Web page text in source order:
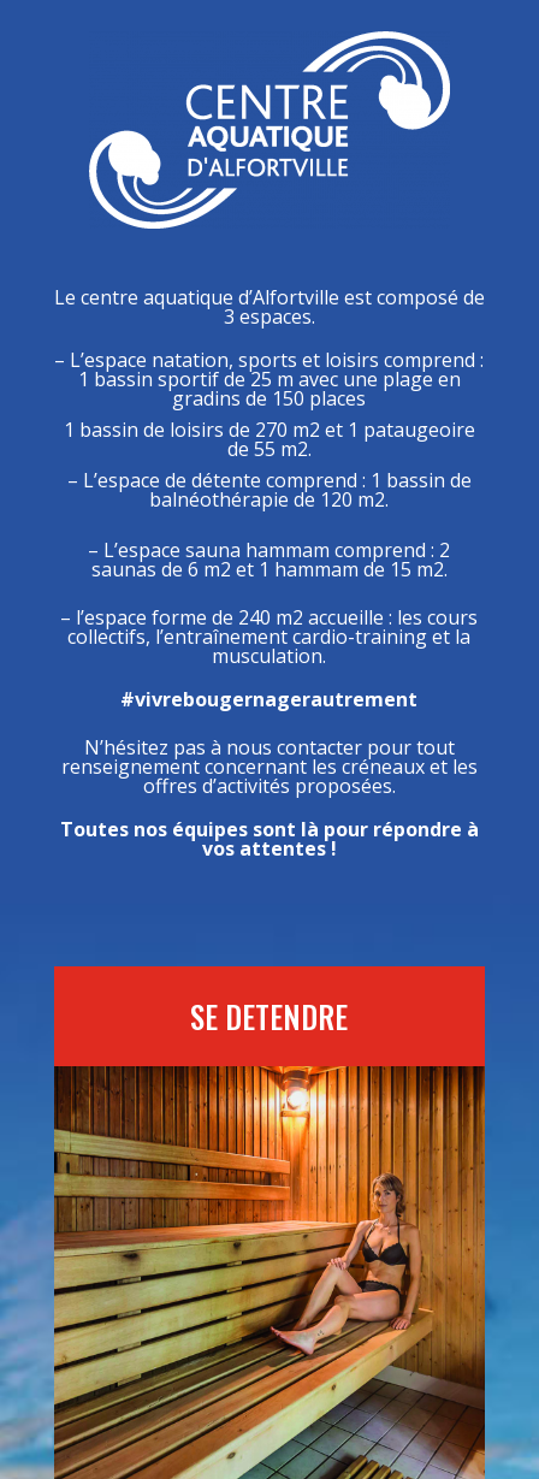
Le centre aquatique d’Alfortville est composé de
3 espaces.
– L’espace natation, sports et loisirs comprend :
1 bassin sportif de 25 m avec une plage en
gradins de 150 places
1 bassin de loisirs de 270 m2 et 1 pataugeoire
de 55 m2.
– L’espace de détente comprend : 1 bassin de
balnéothérapie de 120 m2.
– L’espace sauna hammam comprend : 2
saunas de 6 m2 et 1 hammam de 15 m2.
– l’espace forme de 240 m2 accueille : les cours
collectifs, l’entraînement cardio-training et la
musculation.
#vivrebougernagerautrement
N’hésitez pas à nous contacter pour tout
renseignement concernant les créneaux et les
offres d’activités proposées.
Toutes nos équipes sont là pour répondre à
vos attentes !
SE DETENDRE